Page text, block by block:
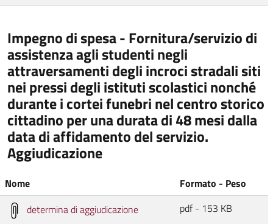
Impegno di spesa - Fornitura/servizio di
assistenza agli studenti negli
attraversamenti degli incroci stradali siti
nei pressi degli istituti scolastici nonché
durante i cortei funebri nel centro storico
cittadino per una durata di 48 mesi dalla
data di affidamento del servizio.
Aggiudicazione
Nome
Formato - Peso
determina di aggiudicazione
pdf - 153 KB